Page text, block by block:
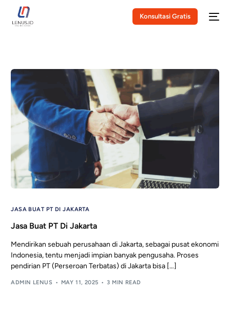
Konsultasi Gratis
JASA BUAT PT DI JAKARTA
Jasa Buat PT Di Jakarta
Mendirikan sebuah perusahaan di Jakarta, sebagai pusat ekonomi
Indonesia, tentu menjadi impian banyak pengusaha. Proses
pendirian PT (Perseroan Terbatas) di Jakarta bisa […]
ADMIN LENUS MAY 11, 2025 3 MIN READ